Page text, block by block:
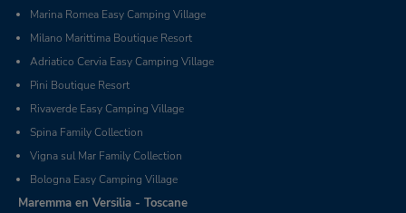
Marina Romea Easy Camping Village
Milano Marittima Boutique Resort
Adriatico Cervia Easy Camping Village
Pini Boutique Resort
Rivaverde Easy Camping Village
Spina Family Collection
Vigna sul Mar Family Collection
Bologna Easy Camping Village
Maremma en Versilia - Toscane